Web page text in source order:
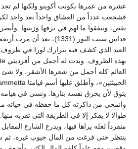
عشرة من عمرها بكونت أكوينو ولكنها لم تجد
فشجعت عدداً من العشاق واحداً بعد واحد
نقص، وينفقوا ما لهم في ترفها وزينتها.
قداس سبت النور (1331)، بعد
العيد الذي كشف فيه بترارك لورا في
العالم كله أجمل من شعرها الأشقر، ولا شئ
يتوق لأن يحرق نفسه بنارها. ونسى في هيامه
وانمحى من ذاكرته كل ما حفظه في حياته
طوالا لا يفكر إلا في الطريقة التي تقربه
منفرداً لعله يراها فيها، ويذرع الشارع المقابل
ينتظر حتى فرغت من المال جيوب غيره، ثم